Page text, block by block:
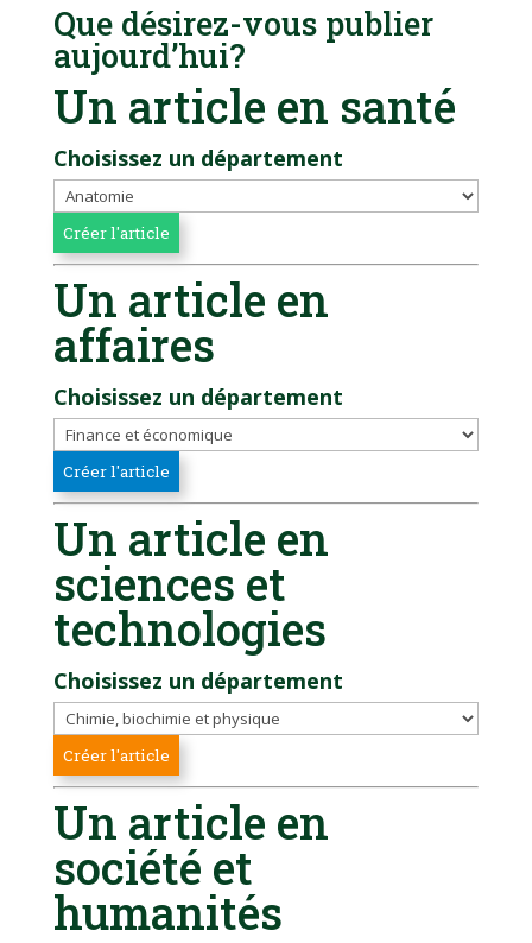
Que désirez-vous publier
aujourd’hui?
Un article en santé
Choisissez un département
Un article en
affaires
Choisissez un département
Un article en
sciences et
technologies
Choisissez un département
Un article en
société et
humanités